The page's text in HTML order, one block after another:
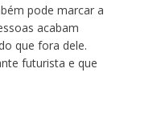
pode marcar a
acabam
que fora dele.
futurista e que